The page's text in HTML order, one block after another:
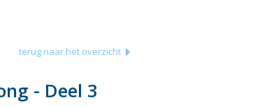
terug naar het overzicht
- Deel 3